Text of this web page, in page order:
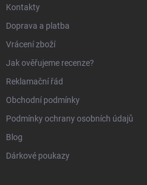
Kontakty
Doprava a platba
Vrácení zboží
Jak ověřujeme recenze?
Reklamační řád
Obchodní podmínky
Podmínky ochrany osobních údajů
Blog
Dárkové poukazy